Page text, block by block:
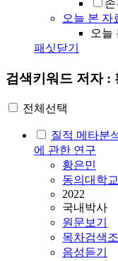
손
오늘 본 자
오늘
패싯닫기
검색키워드 저자 :
전체선택
질적 메타분
에 관한 연구
황은민
동의대학
2022
국내박사
원문보기
목차검색
음성듣기